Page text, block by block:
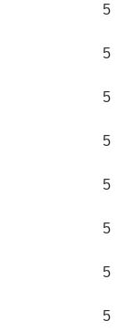
5
5
5
5
5
5
5
5